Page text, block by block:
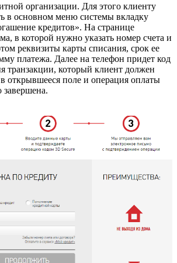
организации. Для этого клиенту
в основном меню системы вкладку
кредитов». На странице
в которой нужно указать номер счета и
реквизиты карты списания, срок ее
платежа. Далее на телефон придет код
транзакции, который клиент должен
в открывшееся поле и операция оплаты
завершена.